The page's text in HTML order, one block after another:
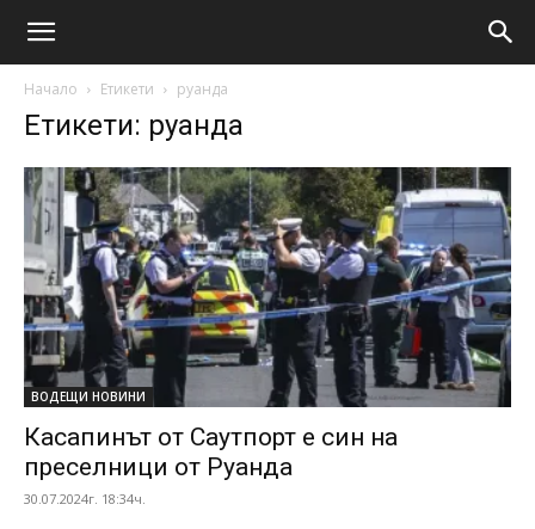
Начало Етикети руанда
Етикети: руанда
ВОДЕЩИ НОВИНИ
Касапинът от Саутпорт е син на
преселници от Руанда
30.07.2024г. 18:34ч.